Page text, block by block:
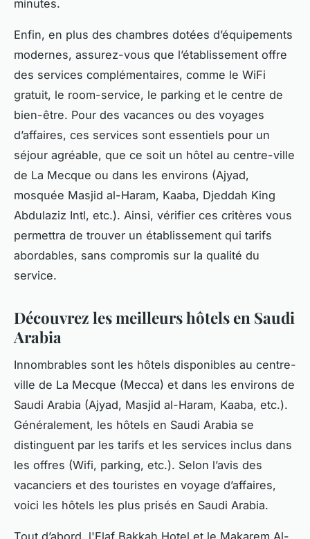
minutes.
Enfin, en plus des chambres dotées d’équipements
modernes, assurez-vous que l’établissement offre
des services complémentaires, comme le WiFi
gratuit, le room-service, le parking et le centre de
bien-être. Pour des vacances ou des voyages
d’affaires, ces services sont essentiels pour un
séjour agréable, que ce soit un hôtel au centre-ville
de La Mecque ou dans les environs (Ajyad,
mosquée Masjid al-Haram, Kaaba, Djeddah King
Abdulaziz Intl, etc.). Ainsi, vérifier ces critères vous
permettra de trouver un établissement qui tarifs
abordables, sans compromis sur la qualité du
service.
Découvrez les meilleurs hôtels en Saudi
Arabia
Innombrables sont les hôtels disponibles au centre-
ville de La Mecque (Mecca) et dans les environs de
Saudi Arabia (Ajyad, Masjid al-Haram, Kaaba, etc.).
Généralement, les hôtels en Saudi Arabia se
distinguent par les tarifs et les services inclus dans
les offres (Wifi, parking, etc.). Selon l’avis des
vacanciers et des touristes en voyage d’affaires,
voici les hôtels les plus prisés en Saudi Arabia.